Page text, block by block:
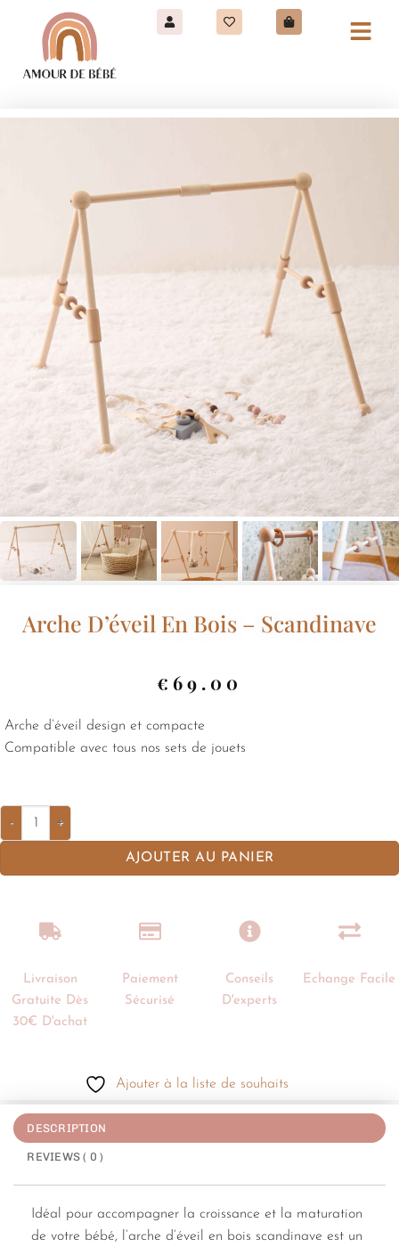
Arche D’éveil En Bois – Scandinave
€ 69.00
Arche d’éveil design et compacte
Compatible avec tous nos sets de jouets
AJOUTER AU PANIER
Livraison
Gratuite Dès
30€ D'achat
Paiement
Sécurisé
Conseils
D'experts
Echange Facile
Ajouter à la liste de souhaits
DESCRIPTION
REVIEWS ( 0 )
Idéal pour accompagner la croissance et la maturation
de votre bébé, l’arche d’éveil en bois scandinave est un